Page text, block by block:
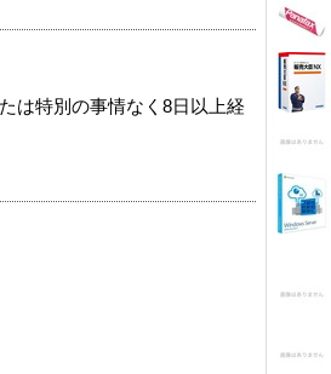
は特別の事情なく8日以上経